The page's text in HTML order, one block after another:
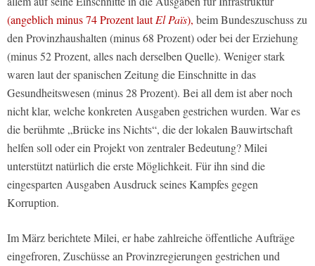
(angeblich minus 74 Prozent lautEl Païs), beim Bundeszuschuss zu
den Provinzhaushalten (minus 68 Prozent) oder bei der Erziehung
(minus 52 Prozent, alles nach derselben Quelle). Weniger stark
waren laut der spanischen Zeitung die Einschnitte in das
Gesundheitswesen (minus 28 Prozent). Bei all dem ist aber noch
nicht klar, welche konkreten Ausgaben gestrichen wurden. War es
die berühmte „Brücke ins Nichts“, die der lokalen Bauwirtschaft
helfen soll oder ein Projekt von zentraler Bedeutung? Milei
unterstützt natürlich die erste Möglichkeit. Für ihn sind die
eingesparten Ausgaben Ausdruck seines Kampfes gegen
Korruption.
Im März berichtete Milei, er habe zahlreiche öffentliche Aufträge
eingefroren, Zuschüsse an Provinzregierungen gestrichen und